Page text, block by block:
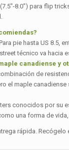
8.0″) para flip
pie hasta US 8.5,
técnico va hacia
canadiense y
de
el maple
conocidos por su
una forma de
rápida. Recógelo